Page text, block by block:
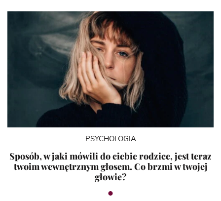
PSYCHOLOGIA
Sposób, w jaki mówili do ciebie rodzice, jest teraz
twoim wewnętrznym głosem. Co brzmi w twojej
głowie?